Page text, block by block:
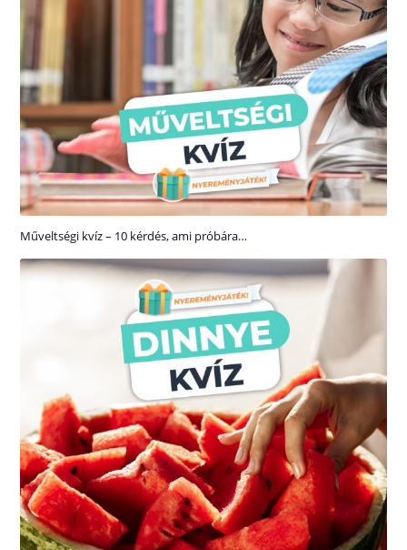
Műveltségi kvíz – 10 kérdés, ami próbára…